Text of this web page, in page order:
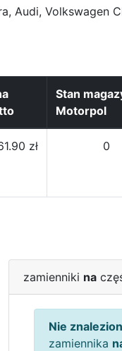
Audi,
Stan
Motorpol
zł 0
zamienniki na
Nie
zamiennika